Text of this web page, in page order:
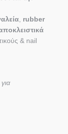
rubber
& nail